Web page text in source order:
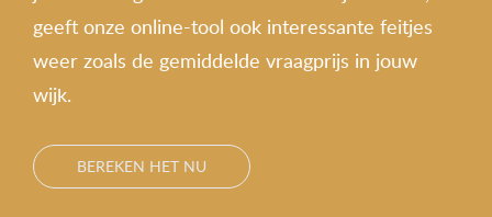
geeft onze online-tool ook interessante feitjes
weer zoals de gemiddelde vraagprijs in jouw
wijk.
BEREKEN HET NU